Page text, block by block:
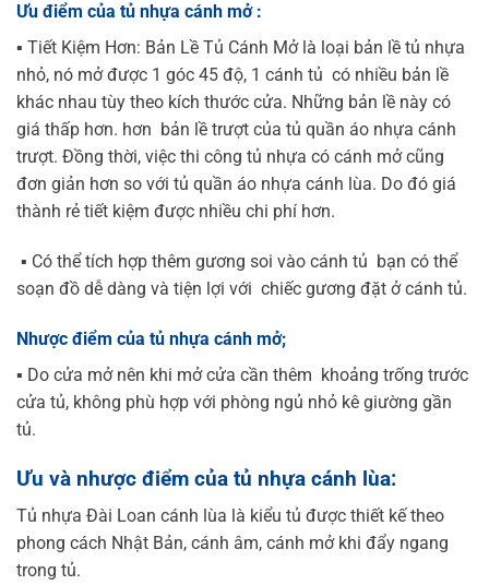
Ưu điểm của tủ nhựa cánh mở :
▪️ Tiết Kiệm Hơn: Bản Lề Tủ Cánh Mở là loại bản lề tủ nhựa
nhỏ, nó mở được 1 góc 45 độ, 1 cánh tủ có nhiều bản lề
khác nhau tùy theo kích thước cửa. Những bản lề này có
giá thấp hơn. hơn bản lề trượt của tủ quần áo nhựa cánh
trượt. Đồng thời, việc thi công tủ nhựa có cánh mở cũng
đơn giản hơn so với tủ quần áo nhựa cánh lùa. Do đó giá
thành rẻ tiết kiệm được nhiều chi phí hơn.
▪️ Có thể tích hợp thêm gương soi vào cánh tủ bạn có thể
soạn đồ dễ dàng và tiện lợi với chiếc gương đặt ở cánh tủ.
Nhược điểm của tủ nhựa cánh mở;
▪️ Do cửa mở nên khi mở cửa cần thêm khoảng trống trước
cửa tủ, không phù hợp với phòng ngủ nhỏ kê giường gần
tủ.
Ưu và nhược điểm của tủ nhựa cánh lùa:
Tủ nhựa Đài Loan cánh lùa là kiểu tủ được thiết kế theo
phong cách Nhật Bản, cánh âm, cánh mở khi đẩy ngang
trong tủ.